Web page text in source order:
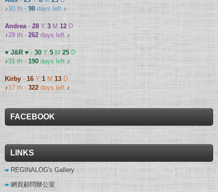
♪30 th - 98days left♪
Andrea-28Y3M12 D
♪29 th -262days left♪
♥ J&R ♥-30Y5M25D
♪31 th -190days left♪
Kirby-16Y1M13D
♪17 th -322days left ♪
FACEBOOK
LINKS
REGINALOG's Gallery
網頁顧問辦公室